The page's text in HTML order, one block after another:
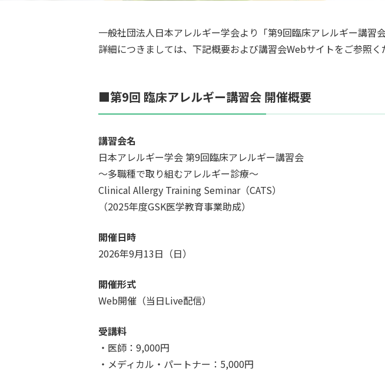
一般社団法人日本アレルギー学会より「第9回臨床アレルギー講習
詳細につきましては、下記概要および講習会Webサイトをご参照く
■第9回 臨床アレルギー講習会 開催概要
講習会名
日本アレルギー学会 第9回臨床アレルギー講習会
～多職種で取り組むアレルギー診療～
Clinical Allergy Training Seminar（CATS）
（2025年度GSK医学教育事業助成）
開催日時
2026年9月13日（日）
開催形式
Web開催（当日Live配信）
受講料
・医師：9,000円
・メディカル・パートナー：5,000円